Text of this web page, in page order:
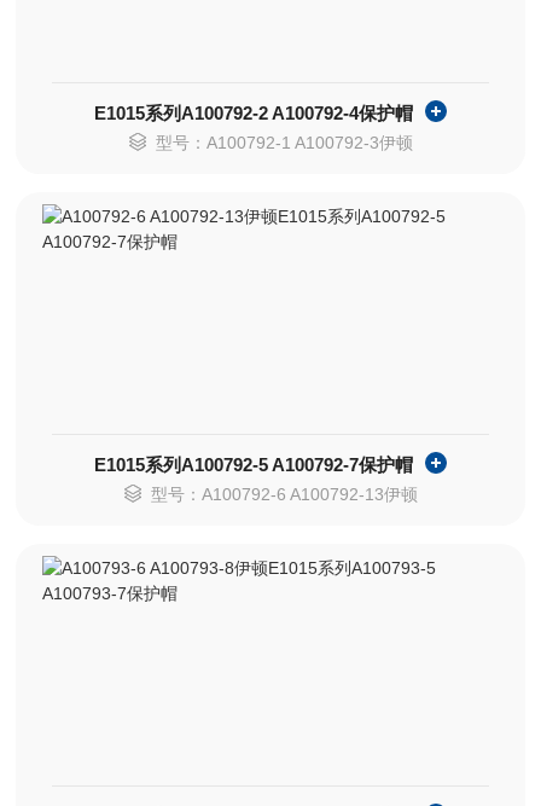
E1015系列A100792-2 A100792-4保护帽
型号：A100792-1 A100792-3伊顿
E1015系列A100792-5 A100792-7保护帽
型号：A100792-6 A100792-13伊顿